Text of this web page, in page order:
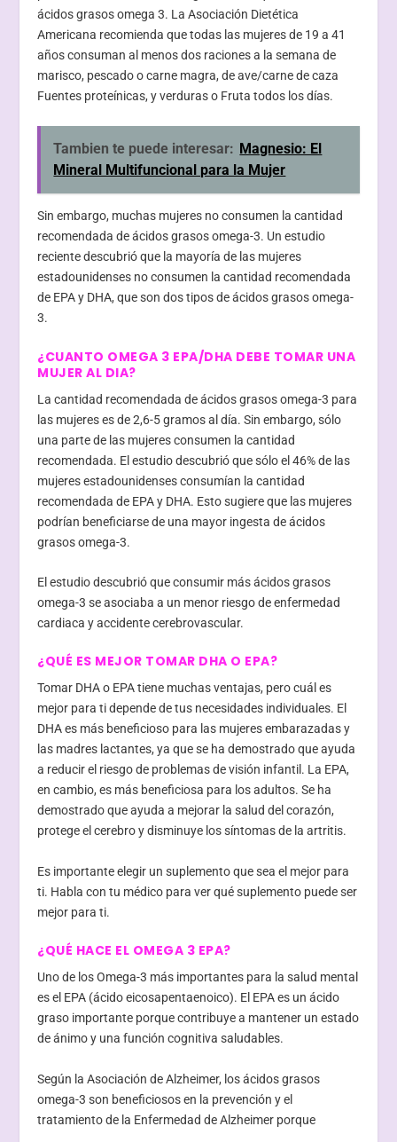
ácidos grasos omega 3. La Asociación Dietética
Americana recomienda que todas las mujeres de 19 a 41
años consuman al menos dos raciones a la semana de
marisco, pescado o carne magra, de ave/carne de caza
Fuentes proteínicas, y verduras o Fruta todos los días.
Tambien te puede interesar: Magnesio: El
Mineral Multifuncional para la Mujer
Sin embargo, muchas mujeres no consumen la cantidad
recomendada de ácidos grasos omega-3. Un estudio
reciente descubrió que la mayoría de las mujeres
estadounidenses no consumen la cantidad recomendada
de EPA y DHA, que son dos tipos de ácidos grasos omega-
3.
¿CUANTO OMEGA 3 EPA/DHA DEBE TOMAR UNA
MUJER AL DIA?
La cantidad recomendada de ácidos grasos omega-3 para
las mujeres es de 2,6-5 gramos al día. Sin embargo, sólo
una parte de las mujeres consumen la cantidad
recomendada. El estudio descubrió que sólo el 46% de las
mujeres estadounidenses consumían la cantidad
recomendada de EPA y DHA. Esto sugiere que las mujeres
podrían beneficiarse de una mayor ingesta de ácidos
grasos omega-3.
El estudio descubrió que consumir más ácidos grasos
omega-3 se asociaba a un menor riesgo de enfermedad
cardiaca y accidente cerebrovascular.
¿QUÉ ES MEJOR TOMAR DHA O EPA?
Tomar DHA o EPA tiene muchas ventajas, pero cuál es
mejor para ti depende de tus necesidades individuales. El
DHA es más beneficioso para las mujeres embarazadas y
las madres lactantes, ya que se ha demostrado que ayuda
a reducir el riesgo de problemas de visión infantil. La EPA,
en cambio, es más beneficiosa para los adultos. Se ha
demostrado que ayuda a mejorar la salud del corazón,
protege el cerebro y disminuye los síntomas de la artritis.
Es importante elegir un suplemento que sea el mejor para
ti. Habla con tu médico para ver qué suplemento puede ser
mejor para ti.
¿QUÉ HACE EL OMEGA 3 EPA?
Uno de los Omega-3 más importantes para la salud mental
es el EPA (ácido eicosapentaenoico). El EPA es un ácido
graso importante porque contribuye a mantener un estado
de ánimo y una función cognitiva saludables.
Según la Asociación de Alzheimer, los ácidos grasos
omega-3 son beneficiosos en la prevención y el
tratamiento de la Enfermedad de Alzheimer porque